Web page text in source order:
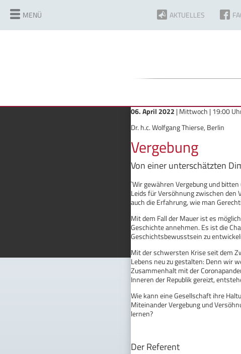
AKTUELLES
MENÜ
06. April 2022 | Mittwoch | 19:00
Dr. h.c. Wolfgang Thierse, Berlin
Vergebung
Von einer unterschätzten
`Wir gewähren Vergebung und
Leids für Versöhnung zwischen den
auch die Erfahrung, wie man
Mit dem Fall der Mauer ist es
Geschichte annehmen. Es ist die
Geschichtsbewusstsein zu
Mit der schwersten Krise seit dem
Lebens neu zu gestalten: Denn wir
Zusammenhalt mit der
Inneren der Republik gereizt,
Wie kann eine Gesellschaft ihre
Miteinander Vergebung und
lernen?
Der Referent